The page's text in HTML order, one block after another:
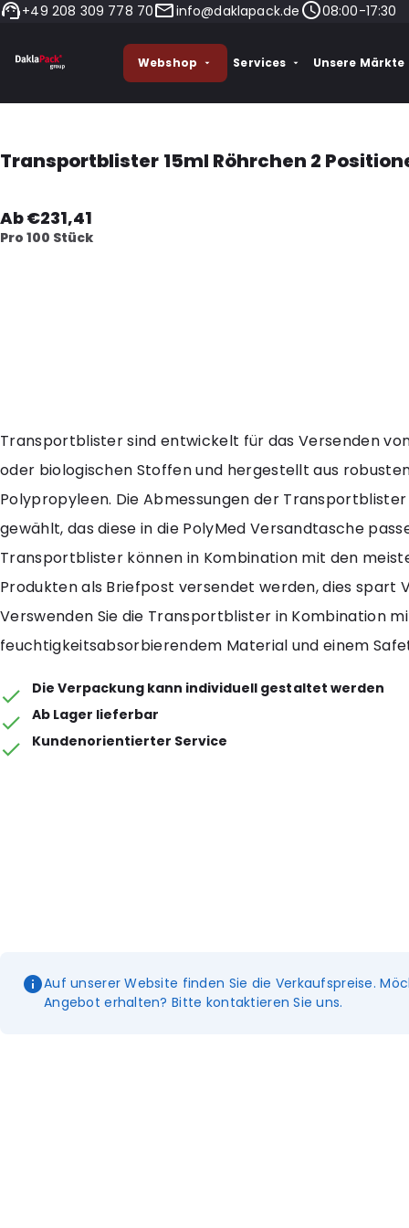
+49 208 309 778 70 info@daklapack.de 08:00-17:30
Webshop Services Unsere Märkte
Transportblister 15ml Röhrchen 2
Ab €231,41
Pro 100 Stück
Transportblister sind entwickelt für das Versenden
oder biologischen Stoffen und hergestellt aus
Polypropyleen. Die Abmessungen der Transportblister
gewählt, das diese in die PolyMed Versandtasche
Transportblister können in Kombination mit den
Produkten als Briefpost versendet werden, dies spart
Verswenden Sie die Transportblister in Kombination
feuchtigkeitsabsorbierendem Material und einem
Die Verpackung kann individuell gestaltet werden
Ab Lager lieferbar
Kundenorientierter Service
Auf unserer Website finden Sie die Verkaufspreise.
Angebot erhalten? Bitte kontaktieren Sie uns.